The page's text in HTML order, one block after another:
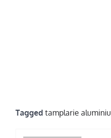
Tagged tamplarie aluminiu